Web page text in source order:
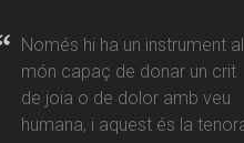
Només hi ha un instrument al
món capaç de donar un crit
de joia o de dolor amb veu
humana, i aquest és la